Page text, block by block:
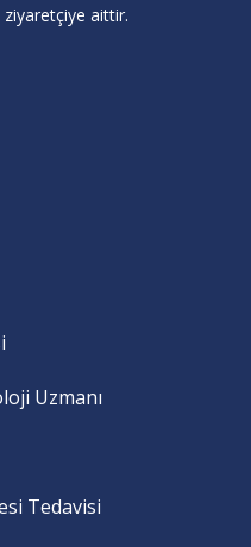
ziyaretçiye aittir.
Uzmanı
Tedavisi